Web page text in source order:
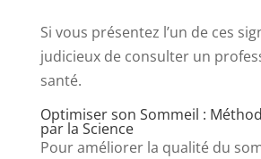
Si vous présentez l’un de ces
judicieux de consulter un
santé.
Optimiser son Sommeil :
par la Science
Pour améliorer la qualité du